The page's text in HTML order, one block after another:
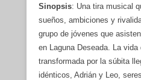
Sinopsis: Una tira musical
sueños, ambiciones y
grupo de jóvenes que
en Laguna Deseada. La vida
transformada por la súbita
idénticos, Adrián y Leo,